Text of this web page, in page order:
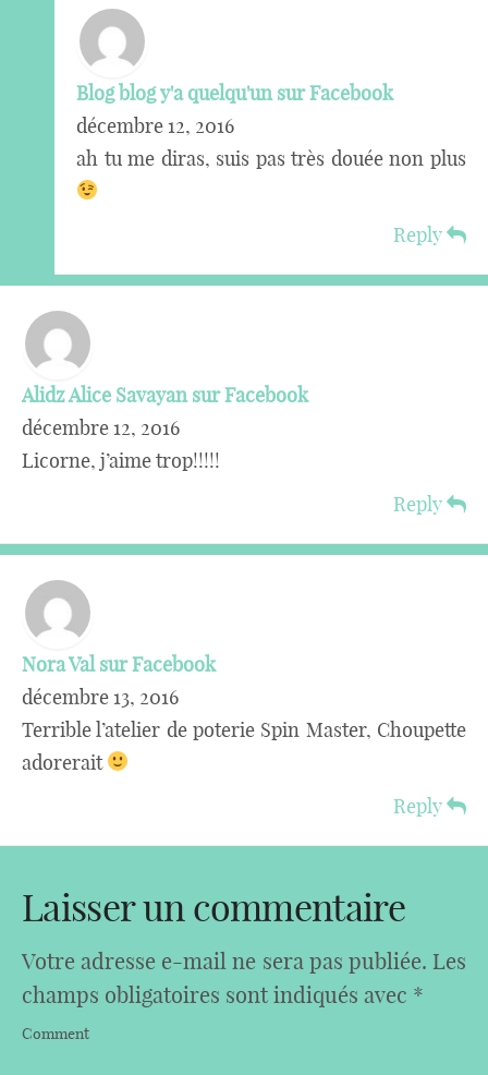
Blog blog y'a quelqu'un sur Facebook
décembre 12, 2016
ah tu me diras, suis pas très douée non plus
Reply
Alidz Alice Savayan sur Facebook
décembre 12, 2016
Licorne, j’aime trop!!!!!
Reply
Nora Val sur Facebook
décembre 13, 2016
Terrible l’atelier de poterie Spin Master, Choupette
adorerait
Reply
Laisser un commentaire
Votre adresse e-mail ne sera pas publiée. Les
champs obligatoires sont indiqués avec *
Comment